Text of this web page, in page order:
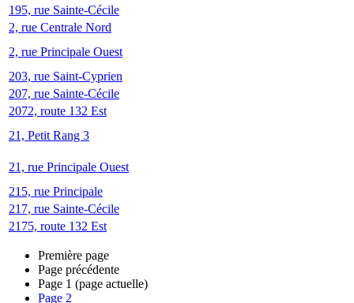
195, rue Sainte-Cécile
2, rue Centrale Nord
2, rue Principale Ouest
203, rue Saint-Cyprien
207, rue Sainte-Cécile
2072, route 132 Est
21, Petit Rang 3
21, rue Principale Ouest
215, rue Principale
217, rue Sainte-Cécile
2175, route 132 Est
Première page
Page précédente
Page 1 (page actuelle)
Page 2